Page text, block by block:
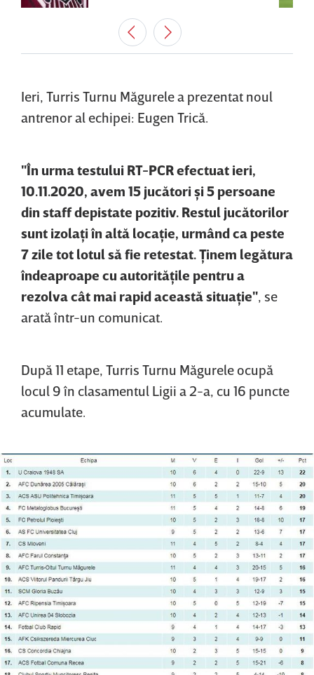
Ieri, Turris Turnu Măgurele a prezentat noul
antrenor al echipei: Eugen Trică.
"În urma testului RT-PCR efectuat ieri,
10.11.2020, avem 15 jucători şi 5 persoane
din staff depistate pozitiv. Restul jucătorilor
sunt izolaţi în altă locaţie, urmând ca peste
7 zile tot lotul să fie retestat. Ţinem legătura
îndeaproape cu autorităţile pentru a
rezolva cât mai rapid această situaţie", se
arată într-un comunicat.
După 11 etape, Turris Turnu Măgurele ocupă
locul 9 în clasamentul Ligii a 2-a, cu 16 puncte
acumulate.